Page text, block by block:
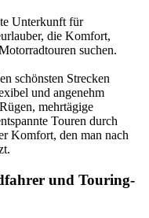
Unterkunft für
die Komfort,
suchen.
schönsten Strecken
und angenehm
mehrtägige
Touren durch
Komfort, den man nach
und Touring-